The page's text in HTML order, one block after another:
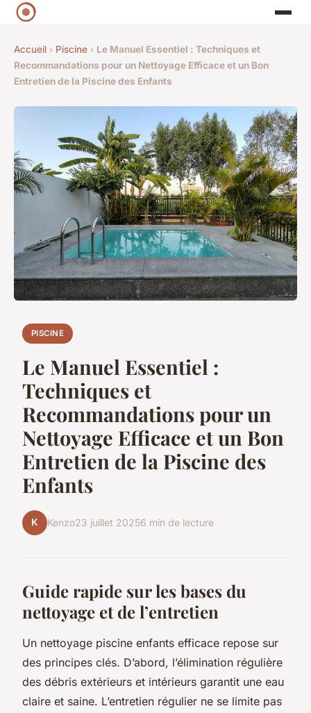
Accueil › Piscine › Le Manuel Essentiel : Techniques et
Recommandations pour un Nettoyage Efficace et un Bon
Entretien de la Piscine des Enfants
PISCINE
Le Manuel Essentiel :
Techniques et
Recommandations pour un
Nettoyage Efficace et un Bon
Entretien de la Piscine des
Enfants
K Kenzo23 juillet 20256 min de lecture
Guide rapide sur les bases du
nettoyage et de l’entretien
Un nettoyage piscine enfants efficace repose sur
des principes clés. D’abord, l’élimination régulière
des débris extérieurs et intérieurs garantit une eau
claire et saine. L’entretien régulier ne se limite pas